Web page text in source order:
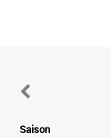
Saison